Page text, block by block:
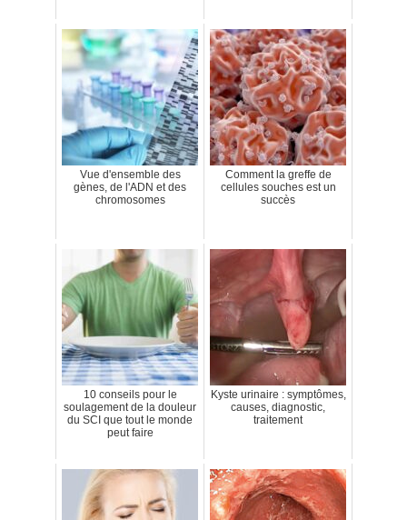
Vue d'ensemble des
gènes, de l'ADN et des
chromosomes
Comment la greffe de
cellules souches est un
succès
10 conseils pour le
soulagement de la douleur
du SCI que tout le monde
peut faire
Kyste urinaire : symptômes,
causes, diagnostic,
traitement